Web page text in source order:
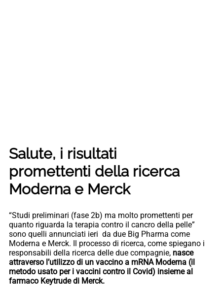
Salute, i risultati
promettenti della ricerca
Moderna e Merck
“Studi preliminari (fase 2b) ma molto promettenti per
quanto riguarda la terapia contro il cancro della pelle”
sono quelli annunciati ieri da due Big Pharma come
Moderna e Merck. Il processo di ricerca, come spiegano i
responsabili della ricerca delle due compagnie, nasce
attraverso l’utilizzo di un vaccino a mRNA Moderna (il
metodo usato per i vaccini contro il Covid) insieme al
farmaco Keytrude di Merck.